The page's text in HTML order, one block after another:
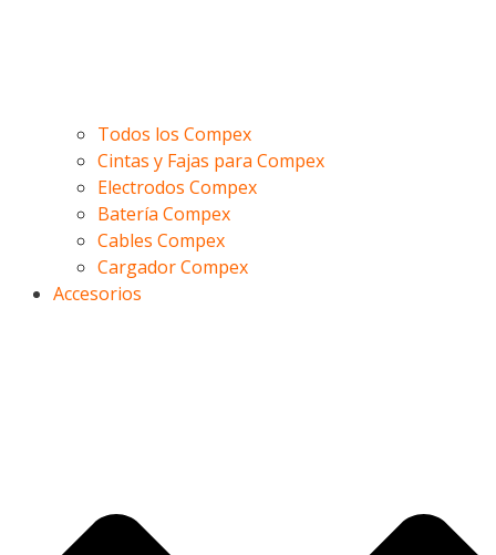
Todos los Compex
Cintas y Fajas para Compex
Electrodos Compex
Batería Compex
Cables Compex
Cargador Compex
Accesorios